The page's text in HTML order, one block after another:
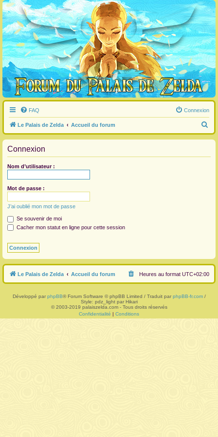
FAQ Connexion
Le Palais de Zelda Accueil du forum
e
Connexion
Nom d’utilisateur :
Mot de passe :
J’ai oublié mon mot de passe
Se souvenir de moi
Cacher mon statut en ligne pour cette session
Le Palais de Zelda Accueil du forum Heures au format UTC+02:00
Développé par phpBB® Forum Software © phpBB Limited / Traduit par phpBB-fr.com/
Style: pdz_light par Hikari
© 2003-2019 palaiszelda.com - Tous droits réservés
Confidentialité | Conditions